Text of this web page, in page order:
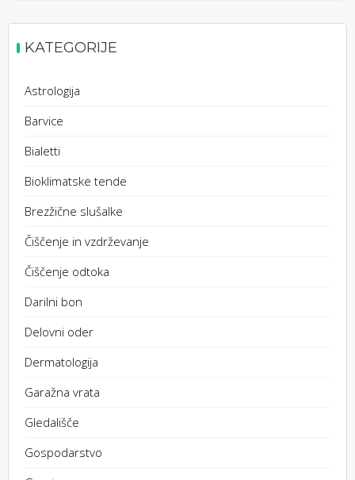
KATEGORIJE
Astrologija
Barvice
Bialetti
Bioklimatske tende
Brezžične slušalke
Čiščenje in vzdrževanje
Čiščenje odtoka
Darilni bon
Delovni oder
Dermatologija
Garažna vrata
Gledališče
Gospodarstvo